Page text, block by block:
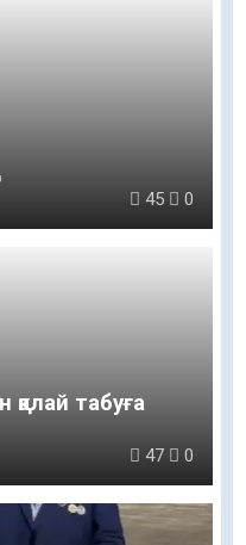
45 0
қалай табуға
47 0